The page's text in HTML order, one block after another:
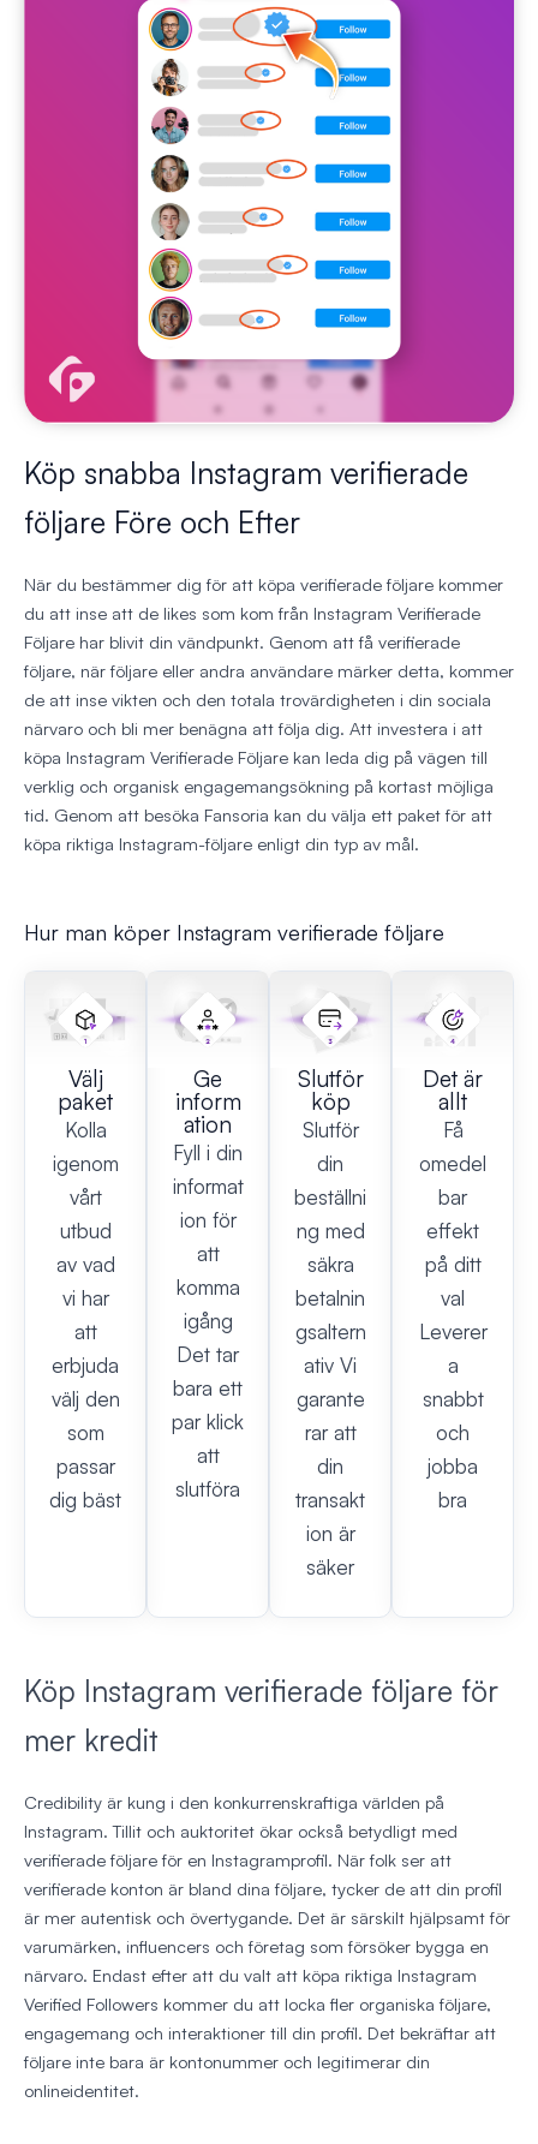
Köp snabba Instagram verifierade
följare Före och Efter
När du bestämmer dig för att köpa verifierade följare kommer
du att inse att de likes som kom från Instagram Verifierade
Följare har blivit din vändpunkt. Genom att få verifierade
följare, när följare eller andra användare märker detta, kommer
de att inse vikten och den totala trovärdigheten i din sociala
närvaro och bli mer benägna att följa dig. Att investera i att
köpa Instagram Verifierade Följare kan leda dig på vägen till
verklig och organisk engagemangsökning på kortast möjliga
tid. Genom att besöka Fansoria kan du välja ett paket för att
köpa riktiga Instagram-följare enligt din typ av mål.
Hur man köper Instagram verifierade följare
Välj
paket
Kolla
igenom
vårt
utbud
av vad
vi har
att
erbjuda
välj den
som
passar
dig bäst
Ge
inform
ation
Fyll i din
informat
ion för
att
komma
igång
Det tar
bara ett
par klick
att
slutföra
Slutför
köp
Slutför
din
beställni
ng med
säkra
betalnin
gsaltern
ativ Vi
garante
rar att
din
transakt
ion är
säker
Det är
allt
Få
omedel
bar
effekt
på ditt
val
Leverer
a
snabbt
och
jobba
bra
Köp Instagram verifierade följare för
mer kredit
Credibility är kung i den konkurrenskraftiga världen på
Instagram. Tillit och auktoritet ökar också betydligt med
verifierade följare för en Instagramprofil. När folk ser att
verifierade konton är bland dina följare, tycker de att din profil
är mer autentisk och övertygande. Det är särskilt hjälpsamt för
varumärken, influencers och företag som försöker bygga en
närvaro. Endast efter att du valt att köpa riktiga Instagram
Verified Followers kommer du att locka fler organiska följare,
engagemang och interaktioner till din profil. Det bekräftar att
följare inte bara är kontonummer och legitimerar din
onlineidentitet.